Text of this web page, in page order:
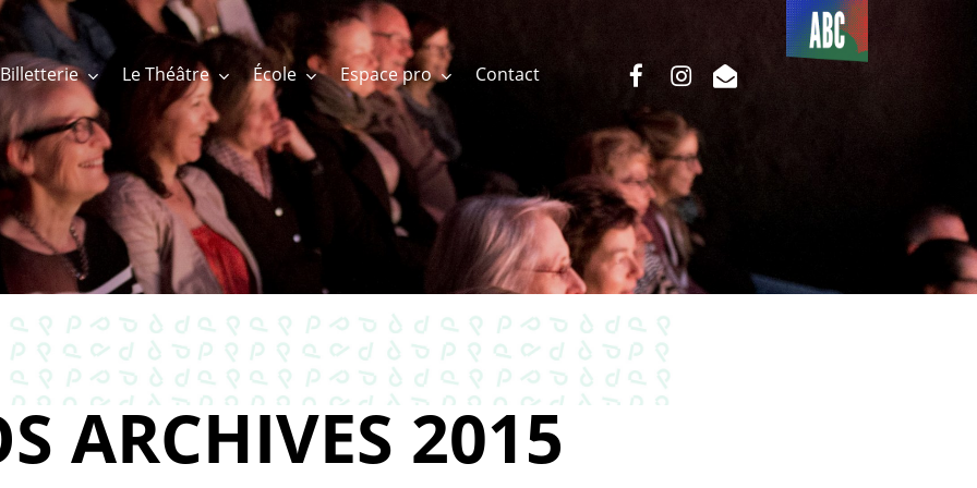
Billetterie Le Théâtre École Espace pro Contact
Du côté
de l’ABC
facebookinstagram
email
ARCHIVES 2015